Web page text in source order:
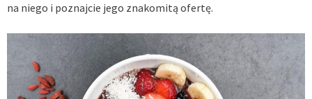
na niego i poznajcie jego znakomitą ofertę.